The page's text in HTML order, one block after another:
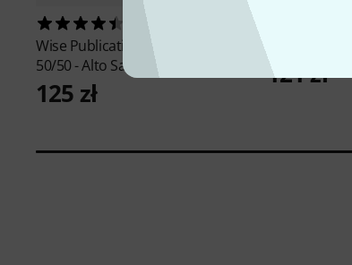
Wise Publications
50/50 - Alto Sax
125 zł
121 zł